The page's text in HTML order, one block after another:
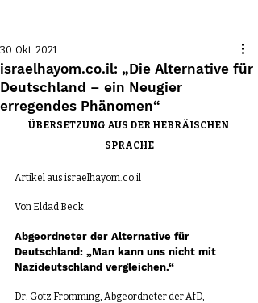
israelhayom.co.il: „Die Alternative für
Deutschland – ein Neugier
erregendes Phänomen“
30. Okt. 2021
ÜBERSETZUNG AUS DER HEBRÄISCHEN
SPRACHE
Artikel aus israelhayom.co.il
Von Eldad Beck
Abgeordneter der Alternative für
Deutschland: „Man kann uns nicht mit
Nazideutschland vergleichen.“
Dr. Götz Frömming, Abgeordneter der AfD,